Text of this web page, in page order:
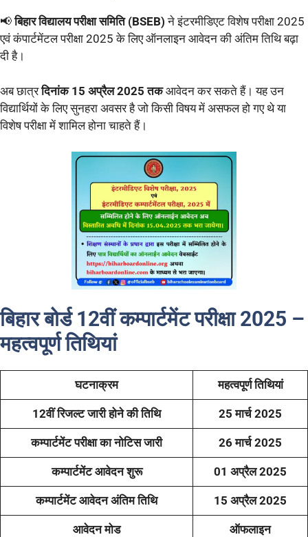
📢बिहार विद्यालय परीक्षा समिति (BSEB) ने इंटरमीडिएट विशेष परीक्षा 2025
एवं कंपार्टमेंटल परीक्षा 2025 के लिए ऑनलाइन आवेदन की अंतिम तिथि बढ़ा
दी है।
अब छात्रदिनांक 15 अप्रैल 2025 तकआवेदन कर सकते हैं। यह उन
विद्यार्थियों के लिए सुनहरा अवसर है जो किसी विषय में असफल हो गए थे या
विशेष परीक्षा में शामिल होना चाहते हैं।
बिहार बोर्ड 12वीं कम्पार्टमेंट परीक्षा 2025 –
महत्वपूर्ण तिथियां
घटनाक्रम महत्वपूर्ण तिथियां
12वीं रिजल्ट जारी होने की तिथि 25 मार्च 2025
कम्पार्टमेंट परीक्षा का नोटिस जारी 26 मार्च 2025
कम्पार्टमेंट आवेदन शुरू 01 अप्रैल 2025
कम्पार्टमेंट आवेदन अंतिम तिथि 15 अप्रैल 2025
आवेदन मोड ऑफलाइन